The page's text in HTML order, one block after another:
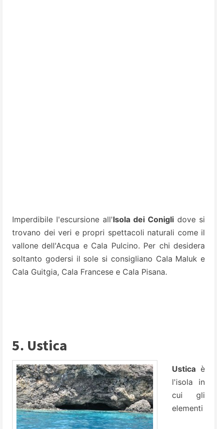
Imperdibile l'escursione all'Isola dei Conigli dove si
trovano dei veri e propri spettacoli naturali come il
vallone dell'Acqua e Cala Pulcino. Per chi desidera
soltanto godersi il sole si consigliano Cala Maluk e
Cala Guitgia, Cala Francese e Cala Pisana.
5. Ustica
Ustica è
l'isola in
cui gli
elementi